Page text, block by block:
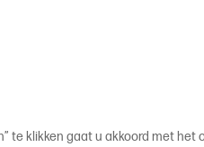
te klikken gaat u akkoord met